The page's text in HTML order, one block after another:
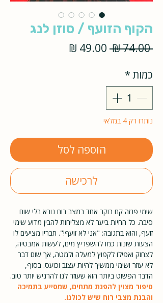
הקוף הזועף / סוזן לנג
‏74.00 ‏₪
מחיר
כמות*
נותרו רק 4 במלאי
הוספה לסל
לרכישה
שימי פנזה קם בוקר אחד במצב רוח נורא בלי שום
סיבה. כל החיות ביער לא מצליחות להבין מדוע שימי
זועף, והוא בתגובה: "אני לא זועף!". חבריו מציעים לו
הצעות שונות כמו להשפריץ מים, לעשות אמבטיה,
לצחוק ואפילו לקפוץ למעלה ולמטה, אך שום דבר
לא עוזר ושימי ממשיך להיות עצוב וכועס. בסוף,
הדבר הפשוט ביותר הוא שעוזר לנו להרגיש יותר טוב.
סיפור מצוין להפגת מתחים, שמסייע בתמיכה
והבנת מצבי רוח שיש לכולנו.